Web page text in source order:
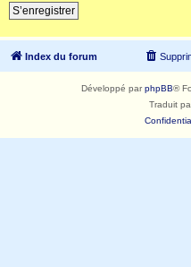
S’enregistrer
Index du forum
Développé parphpBB®
Traduit